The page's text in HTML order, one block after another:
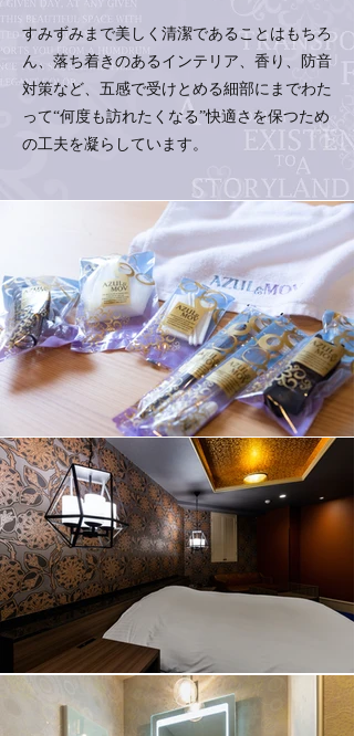
すみずみまで美しく清潔であることはもちろ
ん、落ち着きのあるインテリア、香り、防音
対策など、五感で受けとめる細部にまでわた
って“何度も訪れたくなる”快適さを保つため
の工夫を凝らしています。